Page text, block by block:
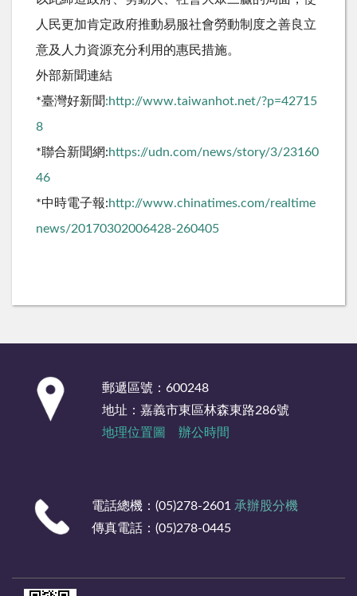
人民更加肯定政府推動易服社會勞動制度之善良立
意及人力資源充分利用的惠民措施。
外部新聞連結
*臺灣好新聞:http://www.taiwanhot.net/?p=42715
8
*聯合新聞網:https://udn.com/news/story/3/23160
46
*中時電子報:http://www.chinatimes.com/realtime
news/20170302006428-260405
郵遞區號：600248
地址：嘉義市東區林森東路286號
地理位置圖
辦公時間
電話總機：(05)278-2601 承辦股分機
傳真電話：(05)278-0445